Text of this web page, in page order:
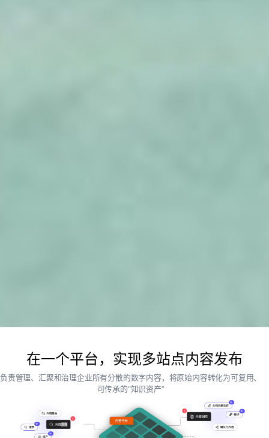
在一个平台，实现多站点内容发布
负责管理、汇聚和治理企业所有分散的数字内容，将原始内容转化为可复用、
可传承的“知识资产”